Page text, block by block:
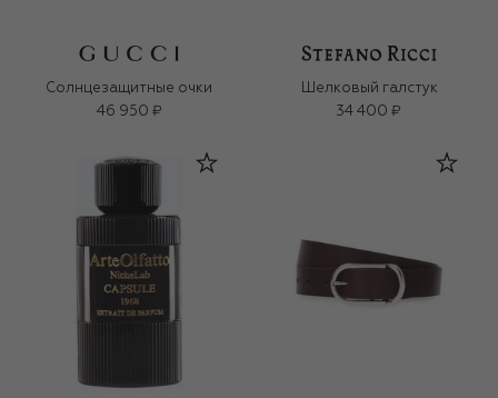
Солнцезащитные очки
46 950 ₽
Шелковый галстук
34 400 ₽